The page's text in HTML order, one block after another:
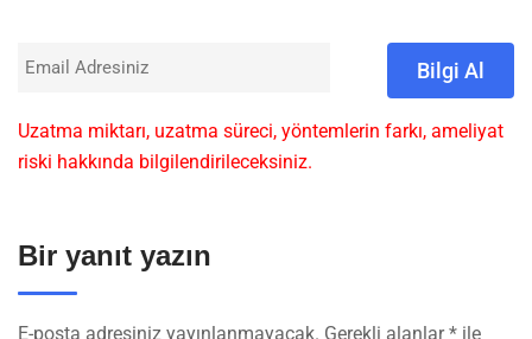
Uzatma miktarı, uzatma süreci, yöntemlerin farkı, ameliyat
riski hakkında bilgilendirileceksiniz.
Bir yanıt yazın
E-posta adresiniz yayınlanmayacak. Gerekli alanlar* ile